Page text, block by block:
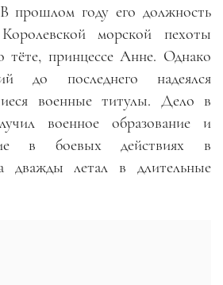
прошлом году его должность
Королевской морской пехоты
тёте, принцессе Анне. Однако
до последнего надеялся
военные титулы. Дело в
военное образование и
в боевых действиях в
дважды летал в длительные